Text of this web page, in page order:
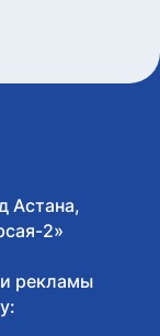
за чтение
Астана,
2»
рекламы